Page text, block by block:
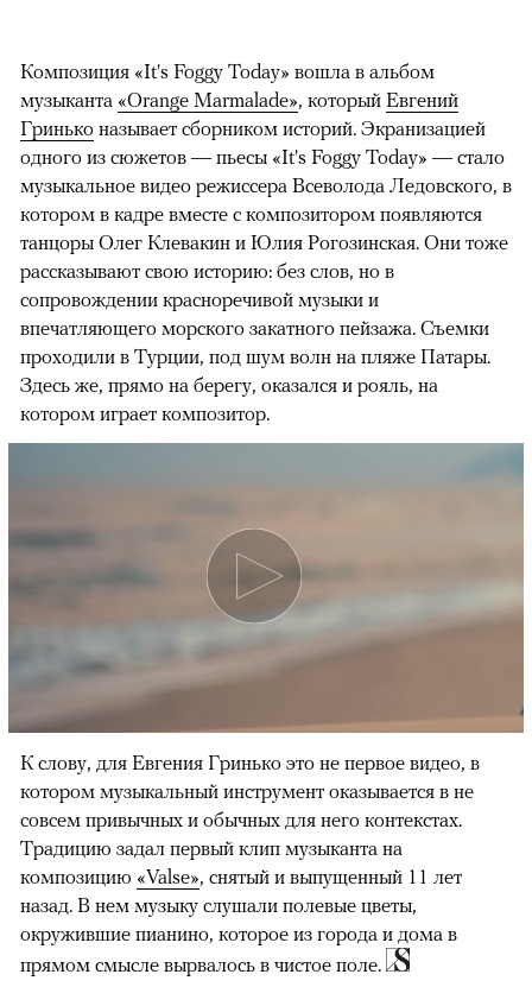
Композиция «It's Foggy Today» вошла в альбом
музыканта «Orange Marmalade», который Евгений
Гринько называет сборником историй. Экранизацией
одного из сюжетов — пьесы «It's Foggy Today» — стало
музыкальное видео режиссера Всеволода Ледовского, в
котором в кадре вместе с композитором появляются
танцоры Олег Клевакин и Юлия Рогозинская. Они тоже
рассказывают свою историю: без слов, но в
сопровождении красноречивой музыки и
впечатляющего морского закатного пейзажа. Съемки
проходили в Турции, под шум волн на пляже Патары.
Здесь же, прямо на берегу, оказался и рояль, на
котором играет композитор.
К слову, для Евгения Гринько это не первое видео, в
котором музыкальный инструмент оказывается в не
совсем привычных и обычных для него контекстах.
Традицию задал первый клип музыканта на
композицию «Valse», снятый и выпущенный 11 лет
назад. В нем музыку слушали полевые цветы,
окружившие пианино, которое из города и дома в
прямом смысле вырвалось в чистое поле.